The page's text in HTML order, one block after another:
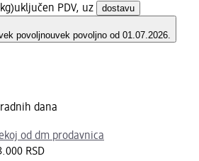
uključen PDV, uz dostavu
povoljnouvek povoljno od 01.07.2026.
dana
od dm prodavnica
RSD